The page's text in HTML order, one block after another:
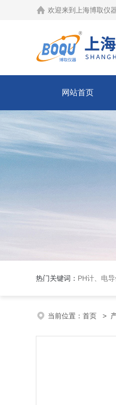
欢迎来到 上海博取仪
网站首页
热门关键词： PH计、电导仪
当前位置： 首页 >